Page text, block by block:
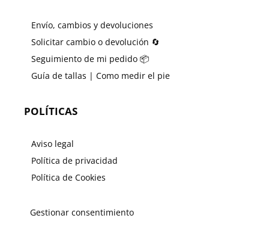
Envío, cambios y devoluciones
Solicitar cambio o devolución 🔄
Seguimiento de mi pedido 📦
Guía de tallas | Como medir el pie
POLÍTICAS
Aviso legal
Política de privacidad
Política de Cookies
Gestionar consentimiento